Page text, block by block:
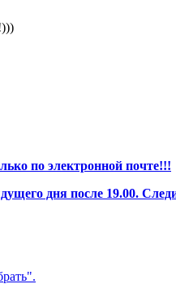
по электронной почте!!!
дня после 19.00.